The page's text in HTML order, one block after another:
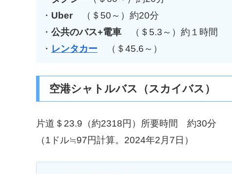
・ Uber （＄50～）約20分
・ 公共のバス+電車 （＄5.3～）約１時間
・ レンタカー （＄45.6～）
空港シャトルバス（スカイバス）
片道＄23.9（約2318円）所要時間 約30分
（1ドル≒97円計算。2024年2月7日）